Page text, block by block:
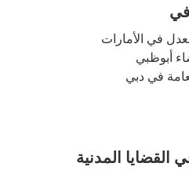
في الأمارات
أبوظبي
في دبي
القضايا المدنية